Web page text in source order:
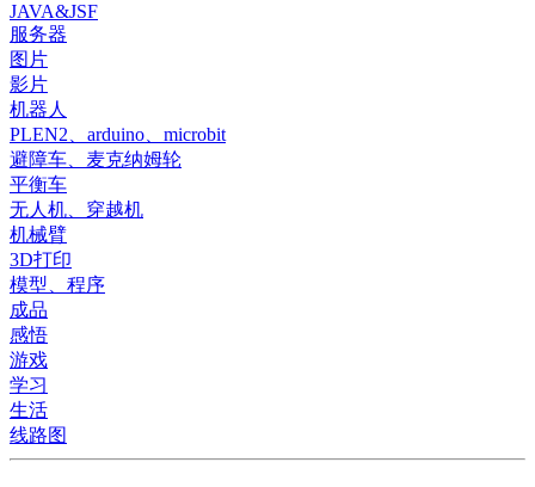
JAVA&JSF
服务器
图片
影片
机器人
PLEN2、arduino、microbit
避障车、麦克纳姆轮
平衡车
无人机、穿越机
机械臂
3D打印
模型、程序
成品
感悟
游戏
学习
生活
线路图